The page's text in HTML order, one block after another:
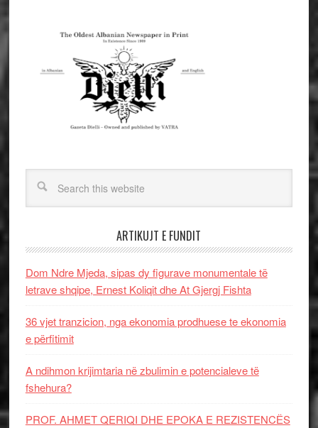
ARTIKUJT E FUNDIT
Dom Ndre Mjeda, sipas dy figurave monumentale të
letrave shqipe, Ernest Koliqit dhe At Gjergj Fishta
36 vjet tranzicion, nga ekonomia prodhuese te ekonomia
e përfitimit
A ndihmon krijimtaria në zbulimin e potencialeve të
fshehura?
PROF. AHMET QERIQI DHE EPOKA E REZISTENCЁS